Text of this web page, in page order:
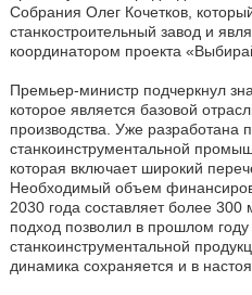
Собрания Олег Кочетков,
станкостроительный завод и
координатором проекта
Премьер-министр подчеркнул
которое является базовой
производства. Уже разработана
станкоинструментальной
которая включает широкий
Необходимый объем
2030 года составляет более
подход позволил в прошлом году
станкоинструментальной
динамика сохраняется и в